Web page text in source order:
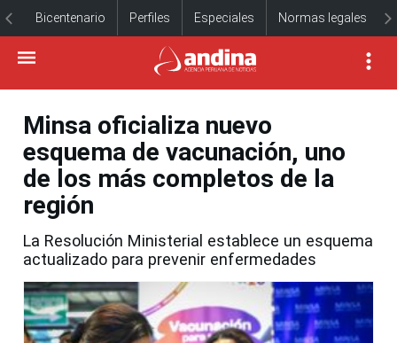
Bicentenario Perfiles Especiales Normas legales
Minsa oficializa nuevo
esquema de vacunación, uno
de los más completos de la
región
La Resolución Ministerial establece un esquema
actualizado para prevenir enfermedades